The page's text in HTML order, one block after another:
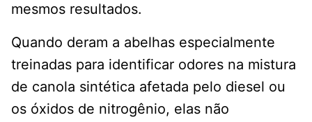
mesmos resultados.
Quando deram a abelhas especialmente
treinadas para identificar odores na mistura
de canola sintética afetada pelo diesel ou
os óxidos de nitrogênio, elas não